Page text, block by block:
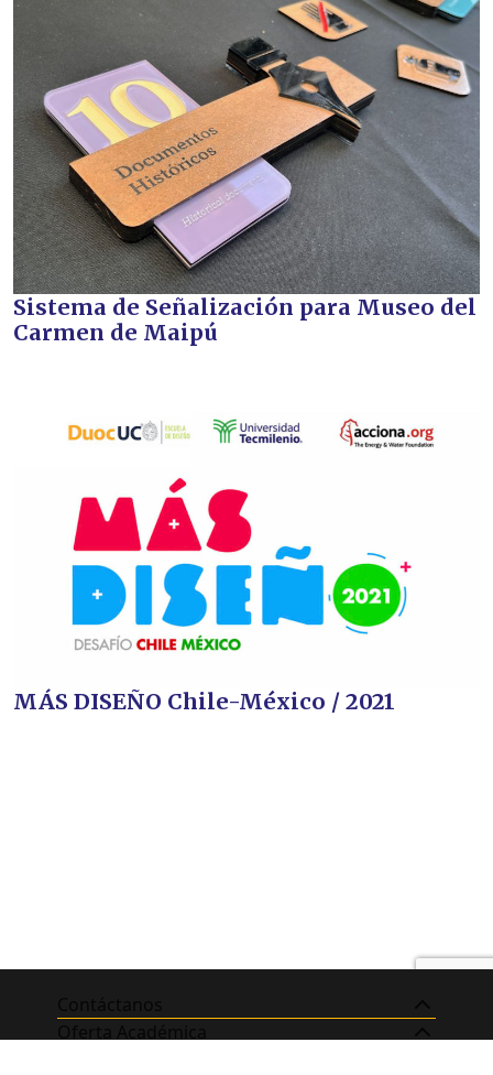
Sistema de Señalización para Museo del
Carmen de Maipú
MÁS DISEÑO Chile-México / 2021